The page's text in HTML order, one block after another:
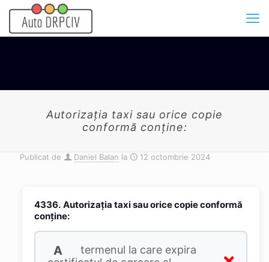
Autorizația taxi sau orice copie
conformă conține:
Publicat de Daniel Balan la 12 octombrie 2024
4336. Autorizația taxi sau orice copie conformă
conține:
A
termenul la care expira